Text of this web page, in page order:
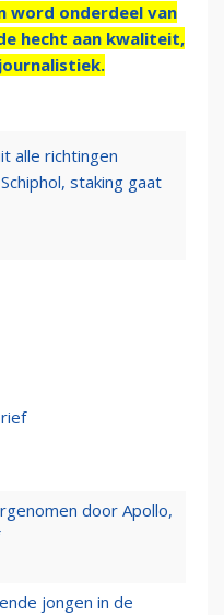
word onderdeel van
hecht aan kwaliteit,
alle richtingen
staking gaat
door Apollo,
jongen in de